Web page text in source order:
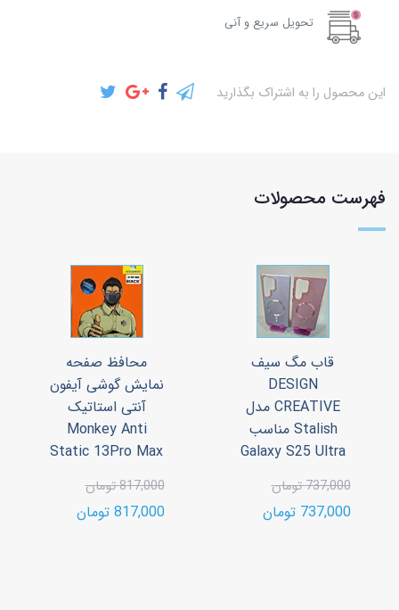
تحویل سریع و آنی
این محصول را به اشتراک بگذارید
فهرست محصولات
قاب مگ سیف
DESIGN
CREATIVE مدل
Stalish مناسب
Galaxy S25 Ultra
737,000 تومان
737,000 تومان
محافظ صفحه
نمایش گوشی آیفون
آنتی استاتیک
Monkey Anti
Static 13Pro Max
817,000 تومان
817,000 تومان